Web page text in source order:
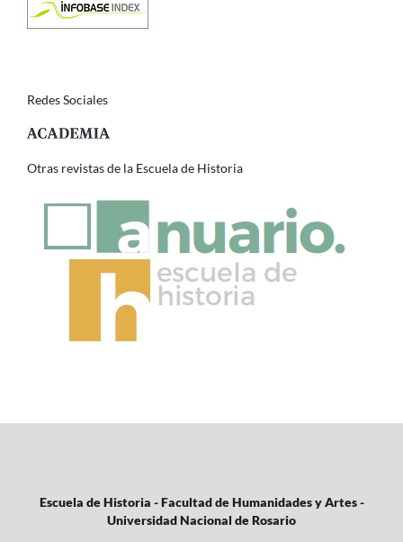
Redes Sociales
Otras revistas de la Escuela de Historia
Escuela de Historia - Facultad de Humanidades y Artes -
Universidad Nacional de Rosario